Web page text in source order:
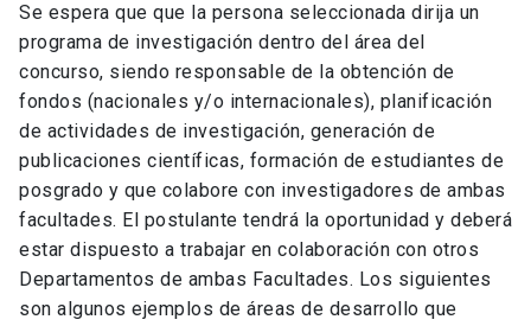
Se espera que que la persona seleccionada dirija un
programa de investigación dentro del área del
concurso, siendo responsable de la obtención de
fondos (nacionales y/o internacionales), planificación
de actividades de investigación, generación de
publicaciones científicas, formación de estudiantes de
posgrado y que colabore con investigadores de ambas
facultades. El postulante tendrá la oportunidad y deberá
estar dispuesto a trabajar en colaboración con otros
Departamentos de ambas Facultades. Los siguientes
son algunos ejemplos de áreas de desarrollo que